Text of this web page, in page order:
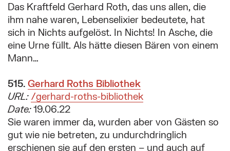
Das Kraftfeld Gerhard Roth, das uns allen, die
ihm nahe waren, Lebenselixier bedeutete, hat
sich in Nichts aufgelöst. In Nichts! In Asche, die
eine Urne füllt. Als hätte diesen Bären von einem
Mann…
515. Suchergebnis:
Gerhard Roths Bibliothek
URL: /gerhard-roths-bibliothek
Date:19.06.22
Sie waren immer da, wurden aber von Gästen so
gut wie nie betreten, zu undurchdringlich
erschienen sie auf den ersten – und auch auf